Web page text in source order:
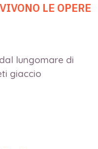
LE OPERE
lungomare di
giaccio